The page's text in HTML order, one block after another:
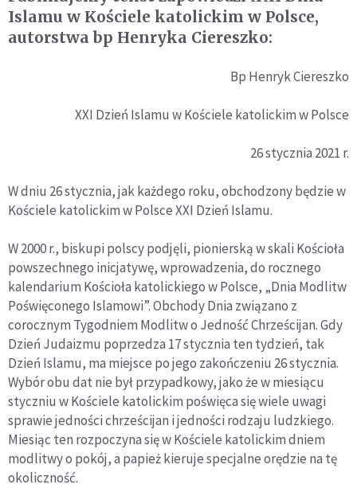
Islamu w Kościele katolickim w Polsce,
autorstwa bp Henryka Ciereszko:
Bp Henryk Ciereszko
XXI Dzień Islamu w Kościele katolickim w Polsce
26 stycznia 2021 r.
W dniu 26 stycznia, jak każdego roku, obchodzony będzie w
Kościele katolickim w Polsce XXI Dzień Islamu.
W 2000 r., biskupi polscy podjęli, pionierską w skali Kościoła
powszechnego inicjatywę, wprowadzenia, do rocznego
kalendarium Kościoła katolickiego w Polsce, „Dnia Modlitw
Poświęconego Islamowi”. Obchody Dnia związano z
corocznym Tygodniem Modlitw o Jedność Chrześcijan. Gdy
Dzień Judaizmu poprzedza 17 stycznia ten tydzień, tak
Dzień Islamu, ma miejsce po jego zakończeniu 26 stycznia.
Wybór obu dat nie był przypadkowy, jako że w miesiącu
styczniu w Kościele katolickim poświęca się wiele uwagi
sprawie jedności chrześcijan i jedności rodzaju ludzkiego.
Miesiąc ten rozpoczyna się w Kościele katolickim dniem
modlitwy o pokój, a papież kieruje specjalne orędzie na tę
okoliczność.